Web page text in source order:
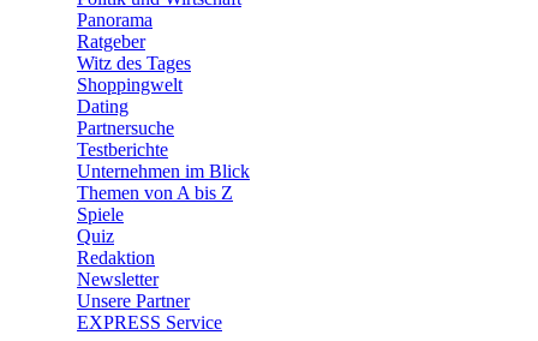
Panorama
Ratgeber
Witz des Tages
Shoppingwelt
Dating
Partnersuche
Testberichte
Unternehmen im Blick
Themen von A bis Z
Spiele
Quiz
Redaktion
Newsletter
Unsere Partner
EXPRESS Service